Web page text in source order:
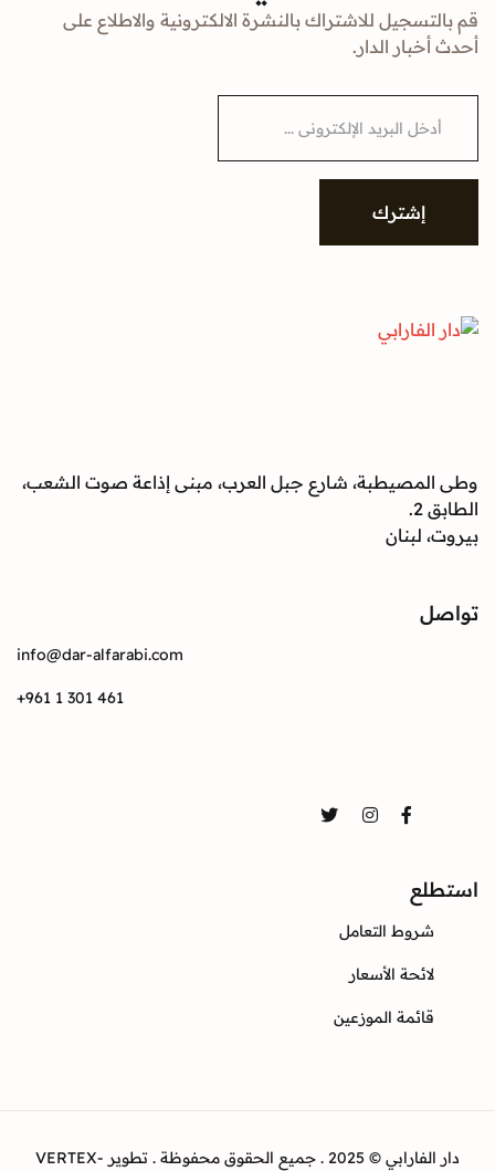
قم بالتسجيل للاشتراك بالنشرة الالكترونية والاطلاع على
أحدث أخبار الدار.
i
إشترك
وطى المصيطبة، شارع جبل العرب، مبنى إذاعة صوت الشعب،
الطابق 2.
بيروت، لبنان
تواصل
info@dar-alfarabi.com
+961 1 301 461
Facebook
Instagram
Twitter
استطلع
شروط التعامل
لائحة الأسعار
قائمة الموزعين
دار الفارابي © 2025 . جميع الحقوق محفوظة . تطوير VERTEX-